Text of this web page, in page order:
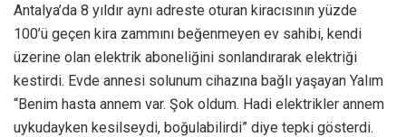
Antalya’da 8 yıldır aynı adreste oturan kiracısının yüzde
100’ü geçen kira zammını beğenmeyen ev sahibi, kendi
üzerine olan elektrik aboneliğini sonlandırarak elektriği
kestirdi. Evde annesi solunum cihazına bağlı yaşayan Yalım
“Benim hasta annem var. Şok oldum. Hadi elektrikler annem
uykudayken kesilseydi, boğulabilirdi” diye tepki gösterdi.